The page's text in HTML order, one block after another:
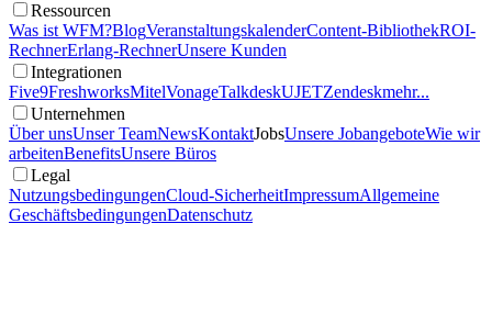
Ressourcen
Was ist WFM?BlogVeranstaltungskalenderContent-BibliothekROI-
RechnerErlang-RechnerUnsere Kunden
Integrationen
Five9FreshworksMitelVonageTalkdeskUJETZendeskmehr...
Unternehmen
Über unsUnser TeamNewsKontaktJobsUnsere JobangeboteWie wir
arbeitenBenefitsUnsere Büros
Legal
NutzungsbedingungenCloud-SicherheitImpressumAllgemeine
GeschäftsbedingungenDatenschutz